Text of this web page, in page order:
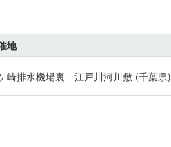
地
崎排水機場裏 江戸川河川敷 (千葉県)